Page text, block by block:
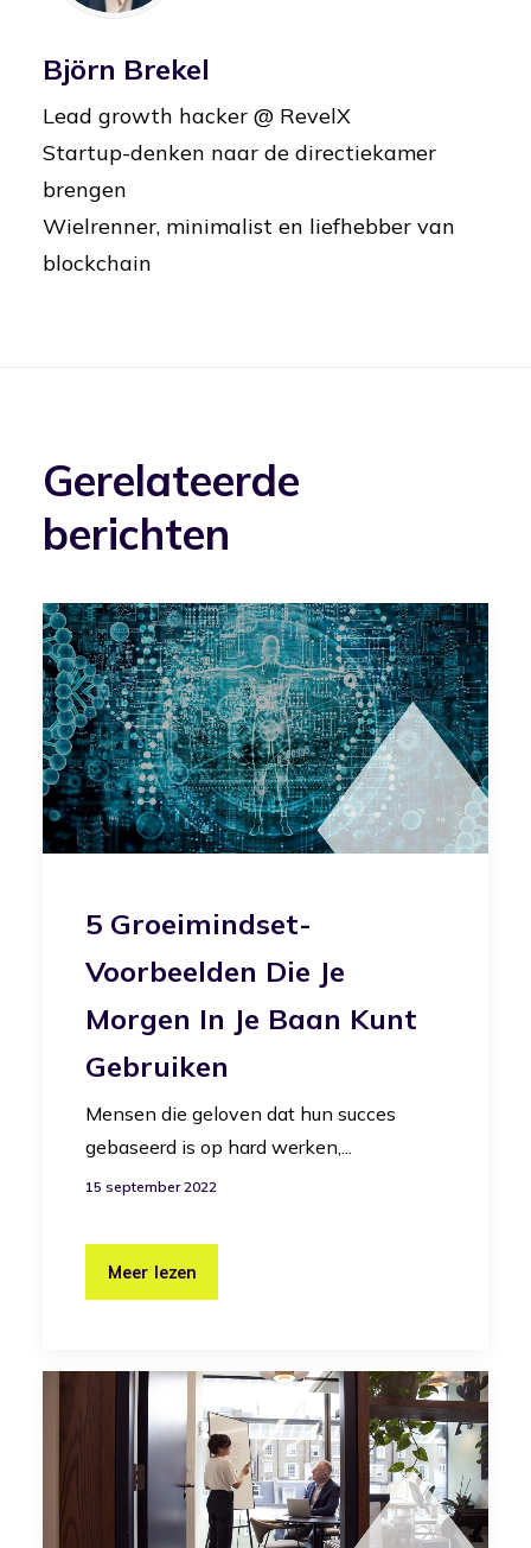
Björn Brekel
Lead growth hacker @ RevelX
Startup-denken naar de directiekamer
brengen
Wielrenner, minimalist en liefhebber van
blockchain
Gerelateerde
berichten
5 Groeimindset-
Voorbeelden Die Je
Morgen In Je Baan Kunt
Gebruiken
Mensen die geloven dat hun succes
gebaseerd is op hard werken,...
15 september 2022
Meer lezen